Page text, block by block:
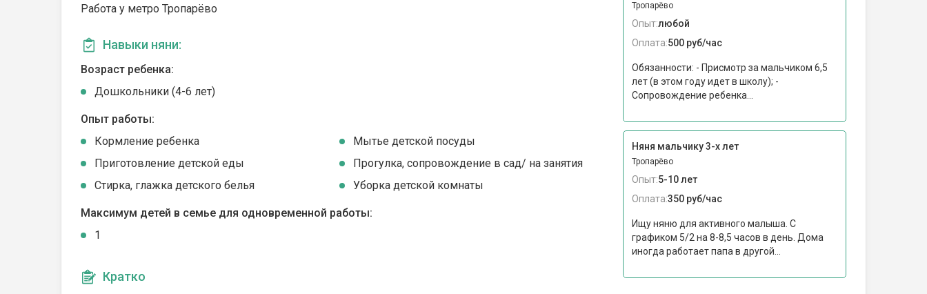
Работа у метро Тропарёво
Навыки няни:
Возраст ребенка:
Дошкольники (4-6 лет)
Опыт работы:
Кормление ребенка
Мытье детской посуды
Приготовление детской еды
Прогулка, сопровождение в сад/ на занятия
Стирка, глажка детского белья
Уборка детской комнаты
Максимум детей в семье для одновременной работы:
1
Кратко
Тропарёво
Опыт:любой
Оплата:500 руб/час
Обязанности: - Присмотр за мальчиком 6,5
лет (в этом году идет в школу); -
Сопровождение ребенка...
Няня мальчику 3-х лет
Тропарёво
Опыт:5-10 лет
Оплата:350 руб/час
Ищу няню для активного малыша. С
графиком 5/2 на 8-8,5 часов в день. Дома
иногда работает папа в другой...